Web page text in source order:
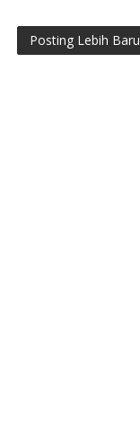
Posting Lebih Baru